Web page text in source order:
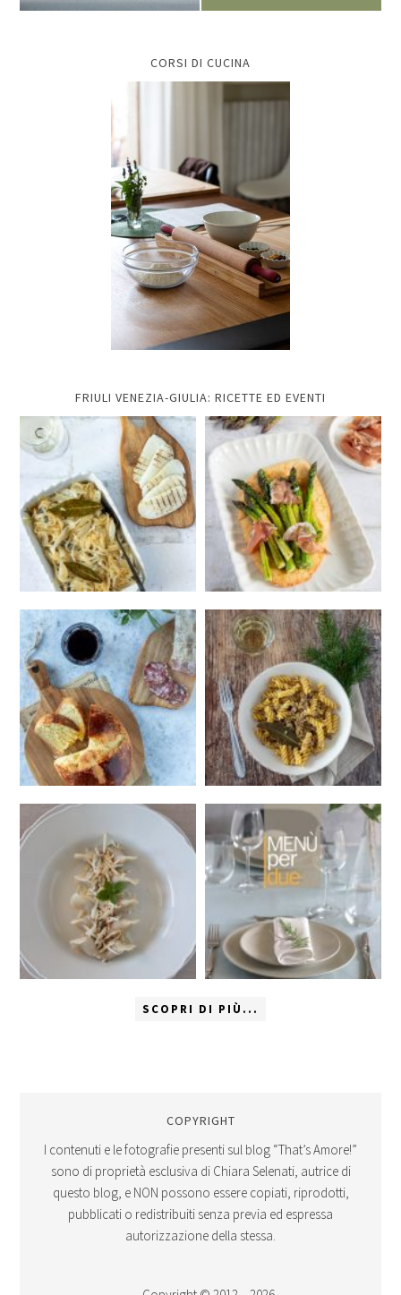
CORSI DI CUCINA
FRIULI VENEZIA-GIULIA: RICETTE ED EVENTI
SCOPRI DI PIÙ...
COPYRIGHT
I contenuti e le fotografie presenti sul blog “That’s Amore!”
sono di proprietà esclusiva di Chiara Selenati, autrice di
questo blog, e NON possono essere copiati, riprodotti,
pubblicati o redistribuiti senza previa ed espressa
autorizzazione della stessa.